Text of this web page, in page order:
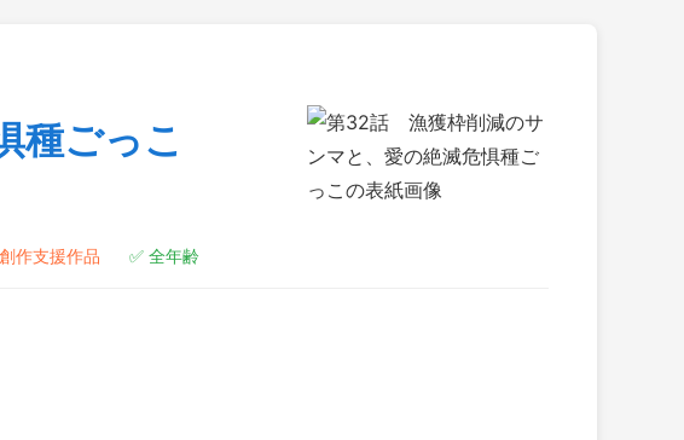
種ごっこ
作支援作品 ✅ 全年齢